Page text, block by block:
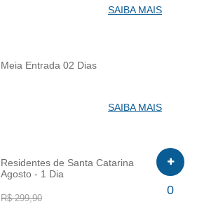
SAIBA MAIS
Meia Entrada 02 Dias
SAIBA MAIS
Residentes de Santa Catarina
Agosto - 1 Dia
R$ 299,90
0